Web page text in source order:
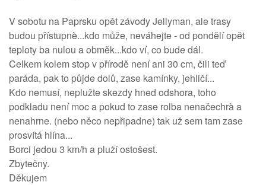
V sobotu na Paprsku opět závody Jellyman, ale trasy
budou přístupnè...kdo může, neváhejte - od pondělí opět
teploty ba nulou a obměk...kdo ví, co bude dál.
Celkem kolem stop v přírodě není ani 30 cm, čili teď
paráda, pak to půjde dolů, zase kamínky, jehličí...
Kdo nemusí, neplužte skezdy hned odshora, toho
podkladu není moc a pokud to zase rolba nenačechrà a
nenahrne. (nebo něco nepřipadne) tak už sem tam zase
prosvítá hlína...
Borci jedou 3 km/h a plużí ostošest.
Zbytečny.
Děkujem